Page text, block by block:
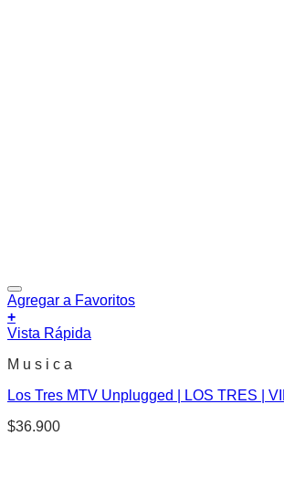
Agregar a Favoritos
+
Vista Rápida
M u s i c a
Los Tres MTV Unplugged | LOS TRES |
$36.900